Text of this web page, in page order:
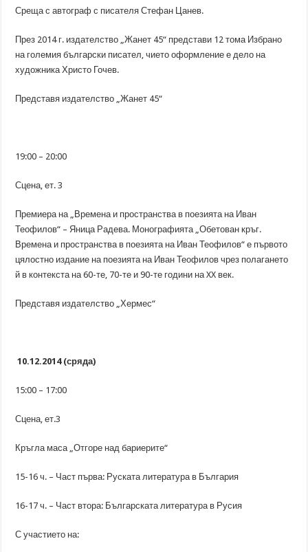
Среща с автограф с писателя Стефан Цанев.
През 2014 г. издателство „Жанет 45“ представи 12 тома Избрано
на големия български писател, чието оформление е дело на
художника Христо Гочев.
Представя издателство „Жанет 45“
19:00 – 20:00
Сцена, ет. 3
Премиера на „Времена и пространства в поезията на Иван
Теофилов“ – Яница Радева. Монографията „Обетован кръг.
Времена и пространства в поезията на Иван Теофилов“ е първото
цялостно издание на поезията на Иван Теофилов чрез полагането
й в контекста на 60-те, 70-те и 90-те години на XX век.
Представя издателство „Хермес“
10.12.2014 (сряда)
15:00 – 17:00
Сцена, ет.3
Кръгла маса „Отгоре над бариерите“
15-16 ч. – Част първа: Руската литература в България
16-17 ч. – Част втора: Българската литература в Русия
С участието на: